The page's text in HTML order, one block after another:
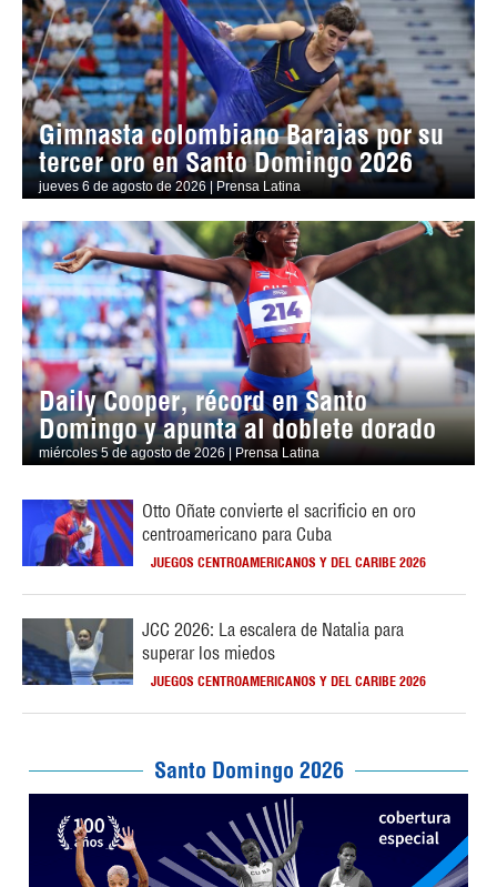
Gimnasta colombiano Barajas por su
tercer oro en Santo Domingo 2026
jueves 6 de agosto de 2026 | Prensa Latina
Daily Cooper, récord en Santo
Domingo y apunta al doblete dorado
miércoles 5 de agosto de 2026 | Prensa Latina
Otto Oñate convierte el sacrificio en oro
centroamericano para Cuba
JUEGOS CENTROAMERICANOS Y DEL CARIBE 2026
JCC 2026: La escalera de Natalia para
superar los miedos
JUEGOS CENTROAMERICANOS Y DEL CARIBE 2026
Santo Domingo 2026